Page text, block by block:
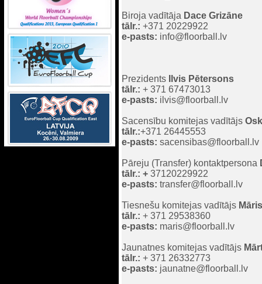
Biroja vadītāja Dace Grizāne
tālr.: +371 20229922
e-pasts: info@floorball.lv
Prezidents
Ilvis Pētersons
tālr.: + 371 67473013
e-pasts: ilvis@floorball.lv
Sacensību komitejas vadītājs
tālr.:+371 26445553
e-pasts: sacensibas@floorball.lv
Pāreju (Transfer) kontaktpersona
tālr.: + 37120229922
e-pasts: transfer@floorball.lv
Tiesnešu komitejas vadītājs
tālr.: + 371 29538360
e-pasts: maris@floorball.lv
Jaunatnes komitejas vadītājs
tālr.: + 371 26332773
e-pasts: jaunatne@floorball.lv